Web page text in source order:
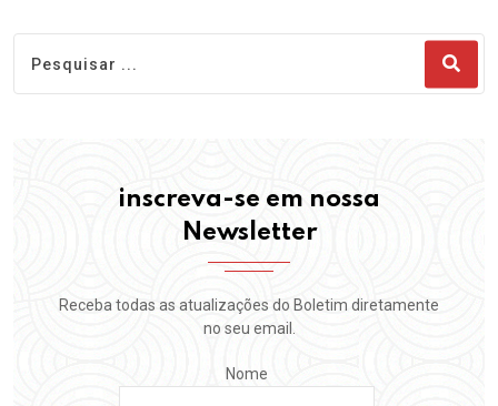
inscreva-se em nossa
Newsletter
Receba todas as atualizações do Boletim diretamente
no seu email.
Nome